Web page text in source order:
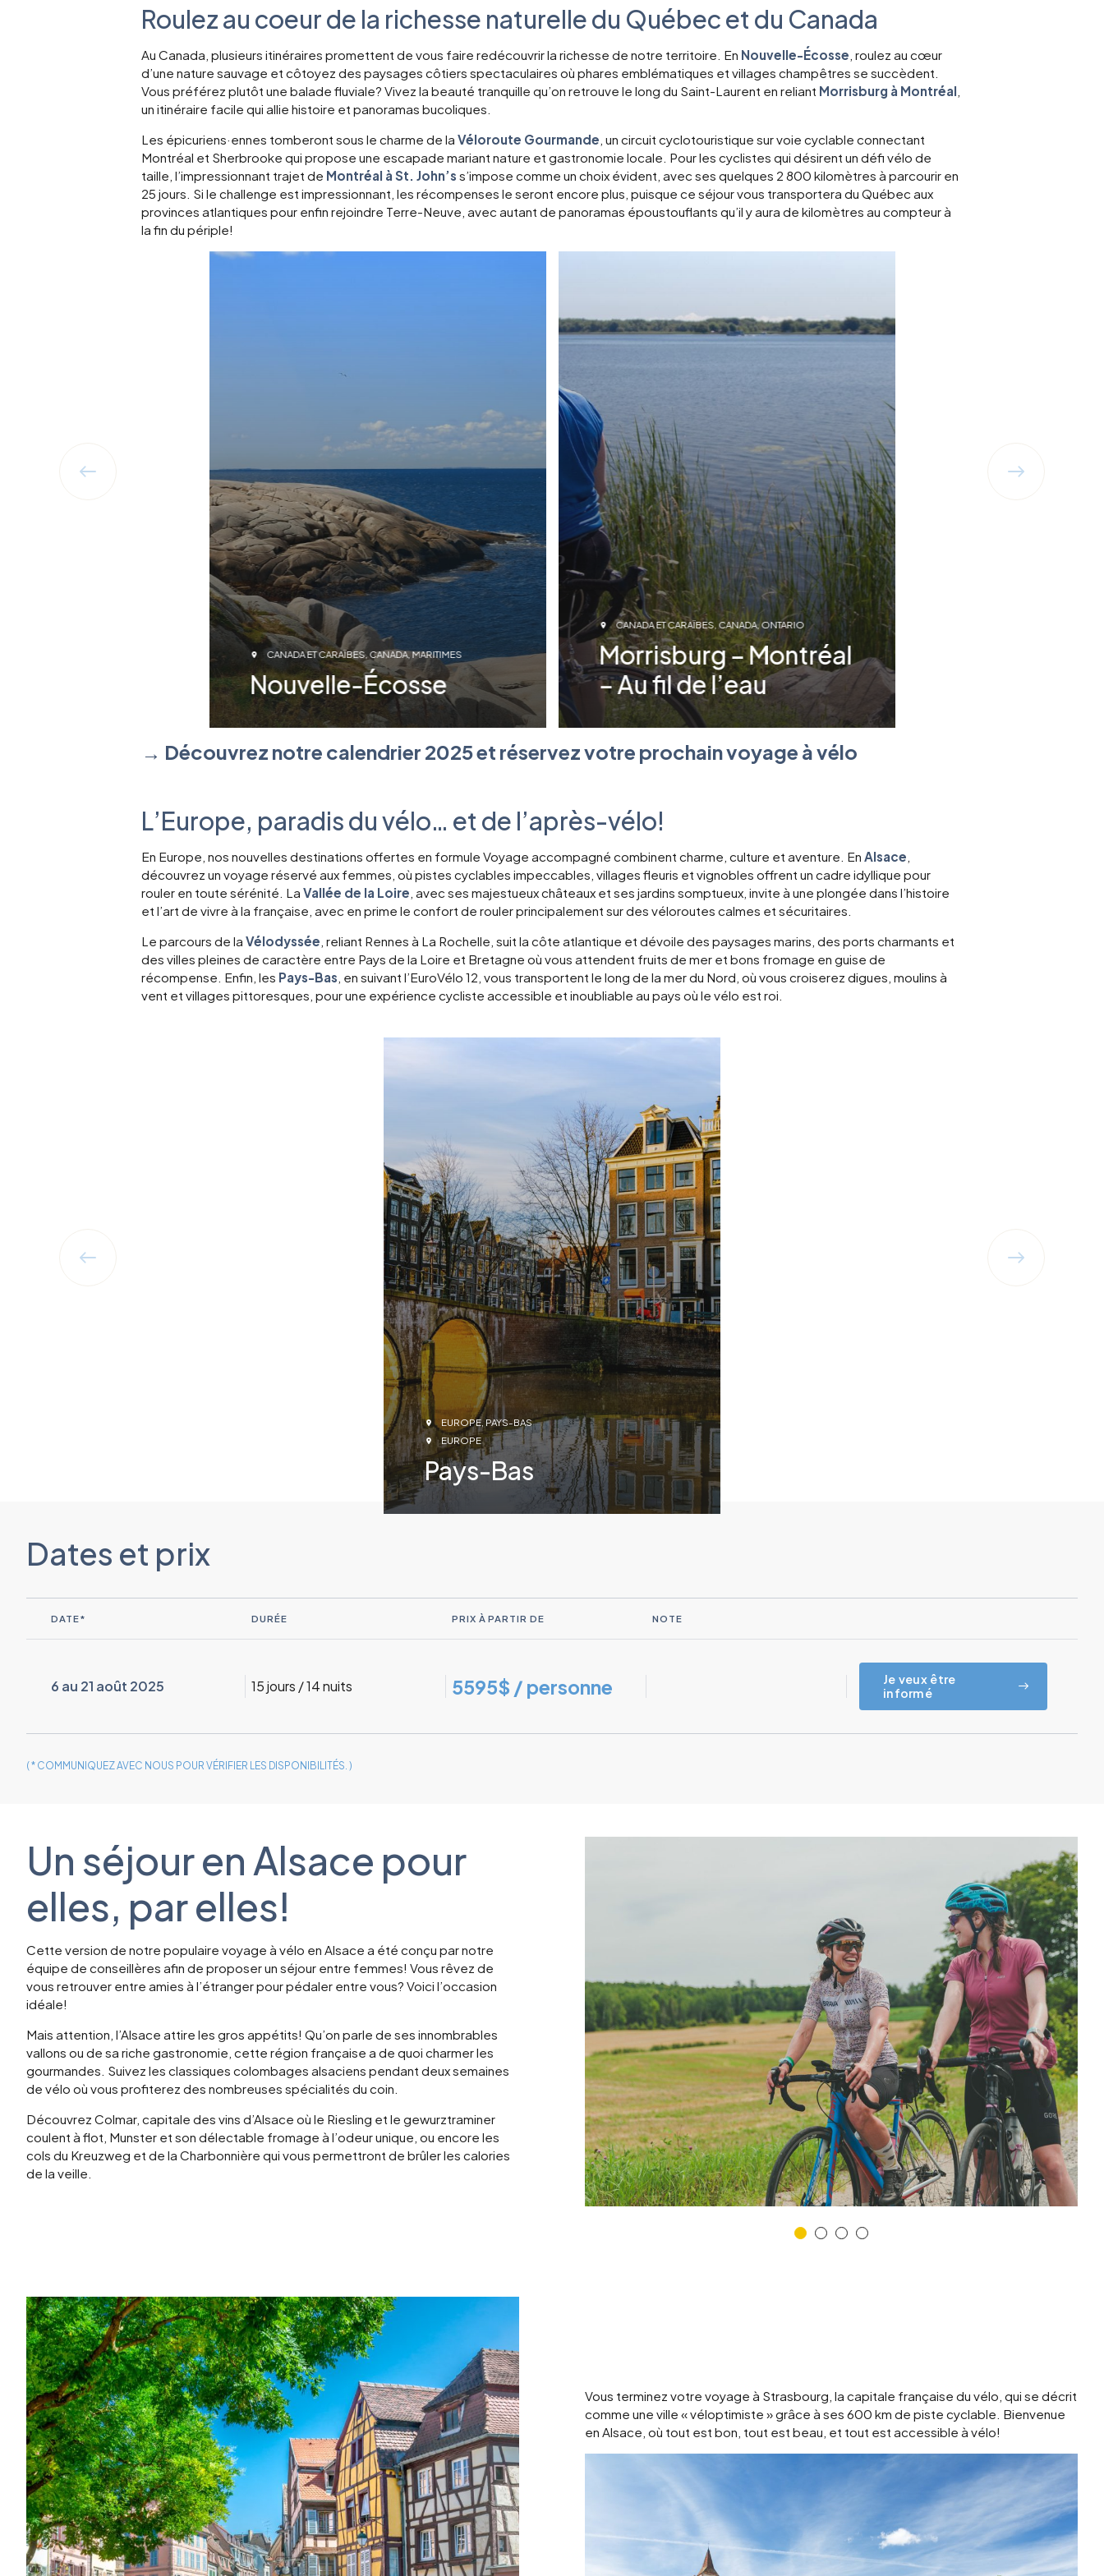
Roulez au coeur de la richesse naturelle du Québec et du Canada
Au Canada, plusieurs itinéraires promettent de vous faire redécouvrir la richesse de notre territoire. En Nouvelle-Écosse , roulez au cœur
d’une nature sauvage et côtoyez des paysages côtiers spectaculaires où phares emblématiques et villages champêtres se succèdent.
Vous préférez plutôt une balade fluviale? Vivez la beauté tranquille qu’on retrouve le long du Saint-Laurent en reliant Morrisburg à Montréal
un itinéraire facile qui allie histoire et panoramas bucoliques.
Les épicuriens·ennes tomberont sous le charme de la Véloroute Gourmande , un circuit cyclotouristique sur voie cyclable connectant
Montréal et Sherbrooke qui propose une escapade mariant nature et gastronomie locale. Pour les cyclistes qui désirent un défi vélo de
taille, l’impressionnant trajet de Montréal à St. John’s s’impose comme un choix évident, avec ses quelques 2 800 kilomètres à parcourir en
25 jours. Si le challenge est impressionnant, les récompenses le seront encore plus, puisque ce séjour vous transportera du Québec aux
provinces atlantiques pour enfin rejoindre Terre-Neuve, avec autant de panoramas époustouflants qu’il y aura de kilomètres au compteur à
la fin du périple!
CANADA ET CARAÏBES CANADA MARITIMES
Nouvelle-Écosse
Voyage accompagné
CANADA ET CARAÏBES CANADA ONTARIO
Morrisburg – Montréal
– Au fil de l’eau
Voyage accompagné
→ Découvrez notre calendrier 2025 et réservez votre prochain voyage à vélo
L’Europe, paradis du vélo… et de l’après-vélo!
En Europe, nos nouvelles destinations offertes en formule Voyage accompagné combinent charme, culture et aventure. En Alsace
découvrez un voyage réservé aux femmes, où pistes cyclables impeccables, villages fleuris et vignobles offrent un cadre idyllique pour
rouler en toute sérénité. La Vallée de la Loire , avec ses majestueux châteaux et ses jardins somptueux, invite à une plongée dans l’histoire
et l’art de vivre à la française, avec en prime le confort de rouler principalement sur des véloroutes calmes et sécuritaires.
Le parcours de la Vélodyssée , reliant Rennes à La Rochelle, suit la côte atlantique et dévoile des paysages marins, des ports charmants et
des villes pleines de caractère entre Pays de la Loire et Bretagne où vous attendent fruits de mer et bons fromage en guise de
récompense. Enfin, les Pays-Bas , en suivant l’EuroVélo 12, vous transportent le long de la mer du Nord, où vous croiserez digues, moulins à
vent et villages pittoresques, pour une expérience cycliste accessible et inoubliable au pays où le vélo est roi.
EUROPE PAYS-BAS
EUROPE
Pays-Bas
Voyage accompagné
Dates et prix
DATE* DURÉE PRIX À PARTIR DE NOTE
6 au 21 août 2025 15 jours / 14 nuits 5595$ / personne
Je veux être
informé
( * COMMUNIQUEZ AVEC NOUS POUR VÉRIFIER LES DISPONIBILITÉS. )
Un séjour en Alsace pour
elles, par elles!
Cette version de notre populaire voyage à vélo en Alsace a été conçu par notre
équipe de conseillères afin de proposer un séjour entre femmes! Vous rêvez de
vous retrouver entre amies à l’étranger pour pédaler entre vous? Voici l’occasion
idéale!
Mais attention, l’Alsace attire les gros appétits! Qu’on parle de ses innombrables
vallons ou de sa riche gastronomie, cette région française a de quoi charmer les
gourmandes. Suivez les classiques colombages alsaciens pendant deux semaines
de vélo où vous profiterez des nombreuses spécialités du coin.
Découvrez Colmar, capitale des vins d’Alsace où le Riesling et le gewurztraminer
coulent à flot, Munster et son délectable fromage à l’odeur unique, ou encore les
cols du Kreuzweg et de la Charbonnière qui vous permettront de brûler les calories
de la veille.
Vous terminez votre voyage à Strasbourg, la capitale française du vélo, qui se décrit
comme une ville « véloptimiste » grâce à ses 600 km de piste cyclable. Bienvenue
en Alsace, où tout est bon, tout est beau, et tout est accessible à vélo!